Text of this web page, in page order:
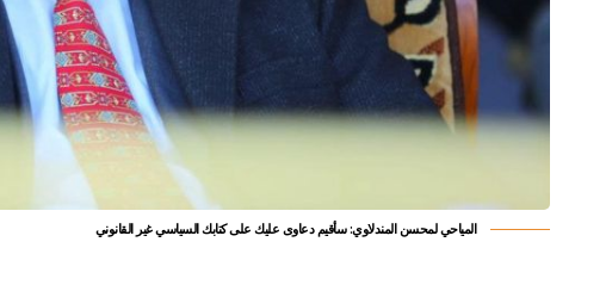
المياحي لمحسن المندلاوي: سأقيم دعاوى عليك على كتابك السياسي غير القانوني